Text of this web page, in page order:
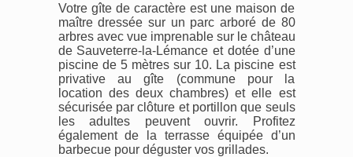
Votre gîte de caractère est une maison de
maître dressée sur un parc arboré de 80
arbres avec vue imprenable sur le château
de Sauveterre-la-Lémance et dotée d’une
piscine de 5 mètres sur 10. La piscine est
privative au gîte (commune pour la
location des deux chambres) et elle est
sécurisée par clôture et portillon que seuls
les adultes peuvent ouvrir. Profitez
également de la terrasse équipée d’un
barbecue pour déguster vos grillades.